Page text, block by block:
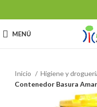
MENÚ
Inicio Higiene y
Contenedor Basura